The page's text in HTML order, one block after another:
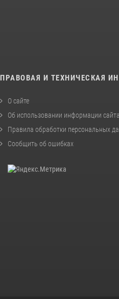
ПРАВОВАЯ И ТЕХНИЧЕСКАЯ
О сайте
Об использовании информации сайта
Правила обработки персональных
Сообщить об ошибках